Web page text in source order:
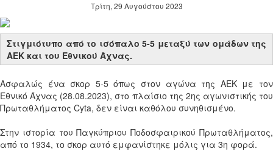
Τρίτη, 29 Αυγούστου 2023
Στιγμιότυπο από το ισόπαλο 5-5 μεταξύ των ομάδων της
ΑΕΚ και του Εθνικού Άχνας.
Ασφαλώς ένα σκορ 5-5 όπως στον αγώνα της ΑΕΚ με τον
Εθνικό Άχνας (28.08.2023), στο πλαίσιο της 2ης αγωνιστικής του
Πρωταθλήματος Cyta, δεν είναι καθόλου συνηθισμένο.
Στην ιστορία του Παγκύπριου Ποδοσφαιρικού Πρωταθλήματος,
από το 1934, το σκορ αυτό εμφανίστηκε μόλις για 3η φορά.